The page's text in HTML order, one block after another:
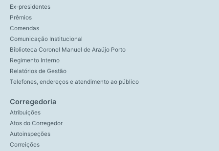
Ex-presidentes
Prêmios
Comendas
Comunicação Institucional
Biblioteca Coronel Manuel de Araújo Porto
Regimento Interno
Relatórios de Gestão
Telefones, endereços e atendimento ao público
Corregedoria
Atribuições
Atos do Corregedor
Autoinspeções
Correições